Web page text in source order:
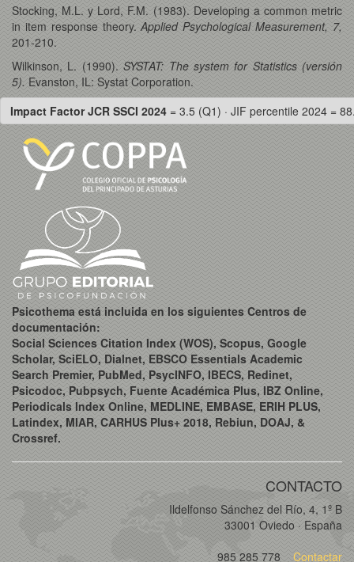
Stocking, M.L. y Lord, F.M. (1983). Developing a common metric
in item response theory.Applied Psychological Measurement, 7,
201-210.
Wilkinson, L. (1990).SYSTAT: The system for Statistics (versión
5). Evanston, IL: Systat Corporation.
Impact Factor JCR SSCI 2024 = 3.5 (Q1) · JIF percentile 2024 =
Psicothema está incluida en los siguientes Centros de
documentación:
Social Sciences Citation Index (WOS), Scopus, Google
Scholar, SciELO, Dialnet, EBSCO Essentials Academic
Search Premier, PubMed, PsycINFO, IBECS, Redinet,
Psicodoc, Pubpsych, Fuente Académica Plus, IBZ Online,
Periodicals Index Online, MEDLINE, EMBASE, ERIH PLUS,
Latindex, MIAR, CARHUS Plus+ 2018, Rebiun, DOAJ, &
Crossref.
CONTACTO
Ildelfonso Sánchez del Río, 4, 1º B
33001 Oviedo · España
985 285 778
Contactar